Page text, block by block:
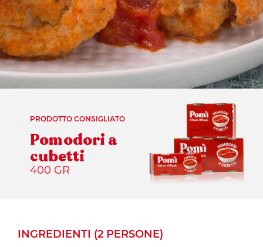
PRODOTTO CONSIGLIATO
Pomodori a
cubetti
400 GR
INGREDIENTI (2 PERSONE)